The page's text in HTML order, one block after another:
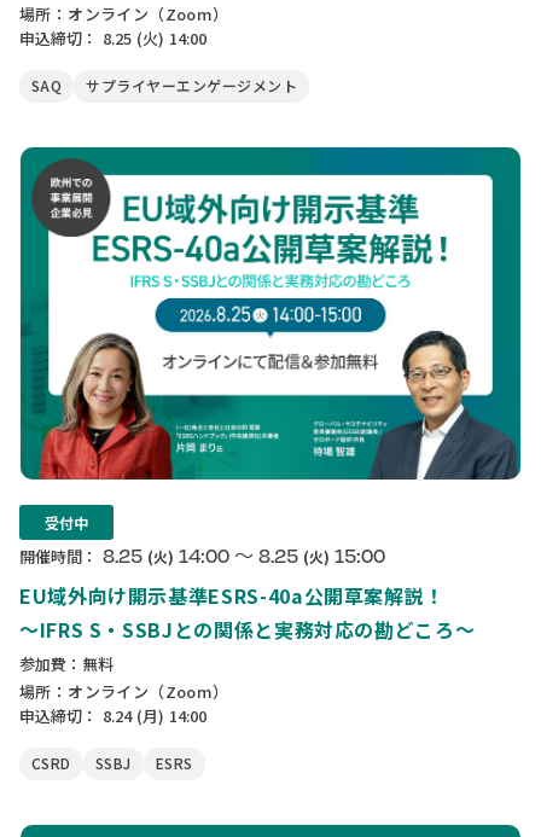
場所：オンライン（Zoom）
申込締切： 8.25 (火) 14:00
SAQ サプライヤーエンゲージメント
受付中
開催時間： 8.25 (火) 14:00 〜 8.25 (火) 15:00
EU域外向け開示基準ESRS-40a公開草案解説！
〜IFRS S・SSBJとの関係と実務対応の勘どころ〜
参加費：無料
場所：オンライン（Zoom）
申込締切： 8.24 (月) 14:00
CSRD SSBJ ESRS